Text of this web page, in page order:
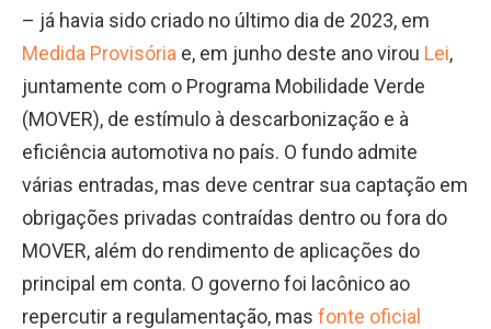
– já havia sido criado no último dia de 2023, em
Medida Provisória e, em junho deste ano virou Lei,
juntamente com o Programa Mobilidade Verde
(MOVER), de estímulo à descarbonização e à
eficiência automotiva no país. O fundo admite
várias entradas, mas deve centrar sua captação em
obrigações privadas contraídas dentro ou fora do
MOVER, além do rendimento de aplicações do
principal em conta. O governo foi lacônico ao
repercutir a regulamentação, mas fonte oficial